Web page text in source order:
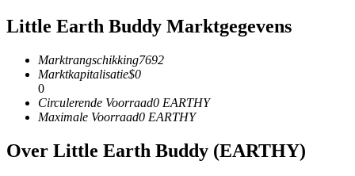
Little Earth Buddy Marktgegevens
Marktrangschikking7692
Marktkapitalisatie$0
0
Circulerende Voorraad0 EARTHY
Maximale Voorraad0 EARTHY
Over Little Earth Buddy (EARTHY)